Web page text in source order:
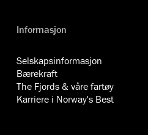
Informasjon
Selskapsinformasjon
Bærekraft
The Fjords & våre fartøy
Karriere i Norway's Best